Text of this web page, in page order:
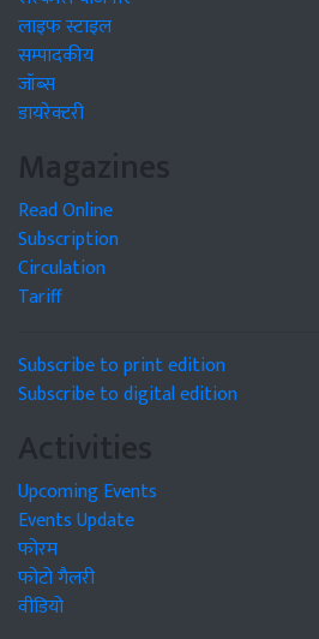
लाइफ स्टाइल
सम्पादकीय
जॉब्स
डायरेक्टरी
Magazines
Read Online
Subscription
Circulation
Tariff
Subscribe to print edition
Subscribe to digital edition
Activities
Upcoming Events
Events Update
फोरम
फोटो गैलरी
वीडियो